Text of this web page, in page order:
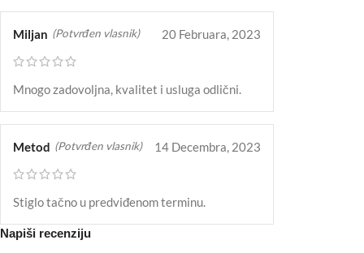
Miljan (Potvrđen vlasnik) 20 Februara, 2023
Mnogo zadovoljna, kvalitet i usluga odlični.
Metod (Potvrđen vlasnik) 14 Decembra, 2023
Stiglo tačno u predviđenom terminu.
Napiši recenziju